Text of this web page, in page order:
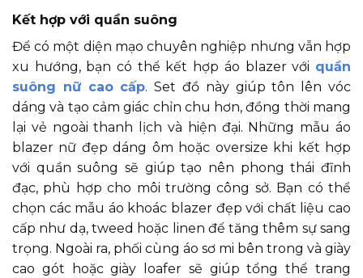
Kết hợp với quần suông
Để có một diện mạo chuyên nghiệp nhưng vẫn hợp
xu hướng, bạn có thể kết hợp áo blazer với quần
suông nữ cao cấp. Set đồ này giúp tôn lên vóc
dáng và tạo cảm giác chỉn chu hơn, đồng thời mang
lại vẻ ngoài thanh lịch và hiện đại. Những mẫu áo
blazer nữ đẹp dáng ôm hoặc oversize khi kết hợp
với quần suông sẽ giúp tạo nên phong thái đĩnh
đạc, phù hợp cho môi trường công sở. Bạn có thể
chọn các mẫu áo khoác blazer đẹp với chất liệu cao
cấp như dạ, tweed hoặc linen để tăng thêm sự sang
trọng. Ngoài ra, phối cùng áo sơ mi bên trong và giày
cao gót hoặc giày loafer sẽ giúp tổng thể trang